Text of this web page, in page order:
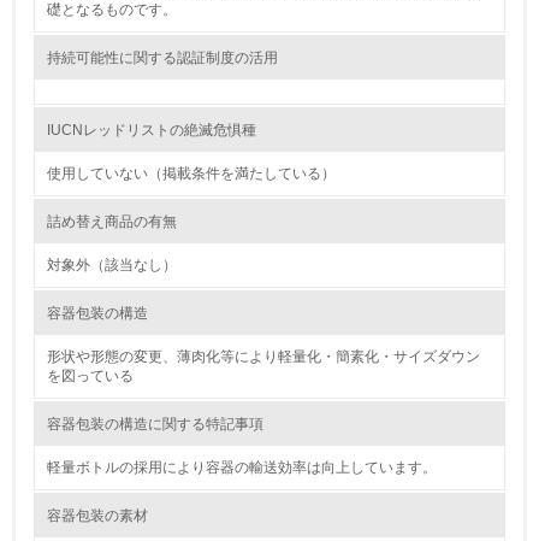
行っている
し、具体的な販売目標や計画を立てている
を行っている
具体的な目標や計画を立てている
礎となるものです。
持続可能性に関する認証制度の活用
IUCNレッドリストの絶滅危惧種
使用していない（掲載条件を満たしている）
詰め替え商品の有無
対象外（該当なし）
容器包装の構造
形状や形態の変更、薄肉化等により軽量化・簡素化・サイズダウン
を図っている
容器包装の構造に関する特記事項
軽量ボトルの採用により容器の輸送効率は向上しています。
容器包装の素材